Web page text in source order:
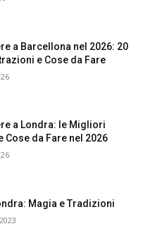
a Barcellona nel 2026: 20
e Cose da Fare
a Londra: le Migliori
Cose da Fare nel 2026
Magia e Tradizioni